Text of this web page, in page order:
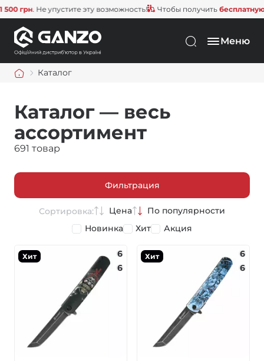
. Не упустите эту возможность! Чтобы получитьбесплатную
Меню
Каталог
Каталог — весь
ассортимент
691 товар
Фильтрация
Сортировка: Цена
По популярности
Новинка
Хит Акция
Хит
6
6
Хит
6
6